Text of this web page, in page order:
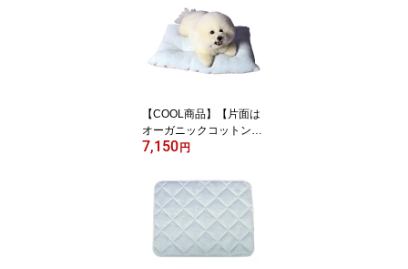
S犬猫ベッドのappy dog
接触冷感 冷たいベッ
ド 暑さ対策 冷えマッ
ト 暑さ対策 ペットベ
【COOL商品】【片面は
オーガニックコットン生
地】 超クール・Wラッセ
TE-S犬猫ベッドのappy d
og 接触冷感 冷たいベ
ッド 暑さ対策 冷えマ
ット 暑さ対策 ペット
ベッド 冷感 冷感 犬用
猫用
7,150円